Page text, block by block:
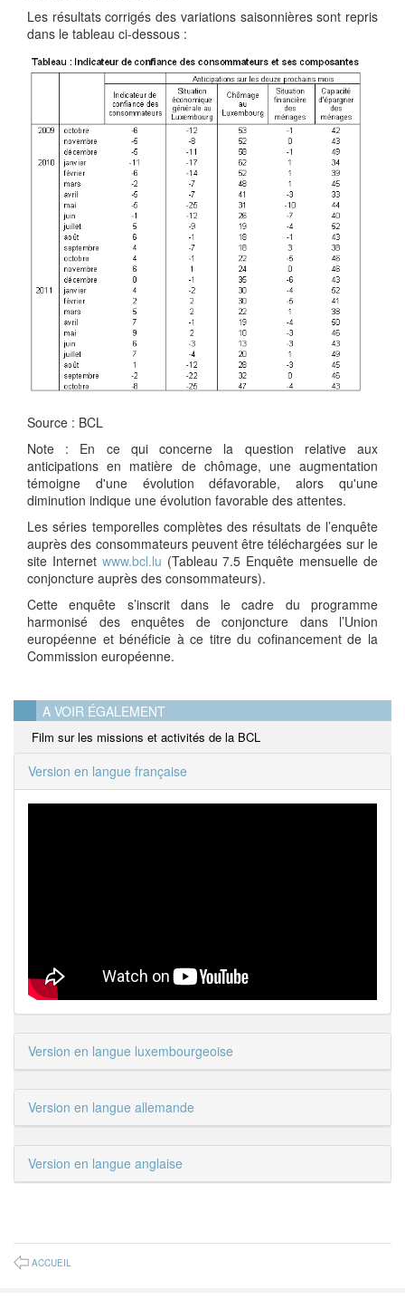
Les résultats corrigés des variations saisonnières sont repris
dans le tableau ci-dessous :
Source : BCL
Note : En ce qui concerne la question relative aux
anticipations en matière de chômage, une augmentation
témoigne d'une évolution défavorable, alors qu'une
diminution indique une évolution favorable des attentes.
Les séries temporelles complètes des résultats de l’enquête
auprès des consommateurs peuvent être téléchargées sur le
site Internet www.bcl.lu (Tableau 7.5 Enquête mensuelle de
conjoncture auprès des consommateurs).
Cette enquête s’inscrit dans le cadre du programme
harmonisé des enquêtes de conjoncture dans l’Union
européenne et bénéficie à ce titre du cofinancement de la
Commission européenne.
A VOIR ÉGALEMENT
Film sur les missions et activités de la BCL
Version en langue française
Version en langue luxembourgeoise
Version en langue allemande
Version en langue anglaise
ACCUEIL